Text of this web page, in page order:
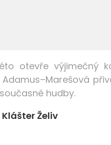
otevře výjimečný
Adamus–Marešová
hudby.
Želiv